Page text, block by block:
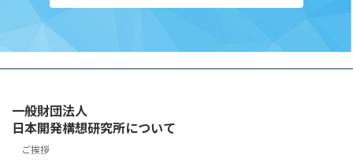
一般財団法人
日本開発構想研究所について
ご挨拶